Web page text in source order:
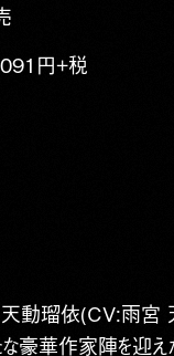
円+税
天動瑠依(CV:雨
豪華作家陣を迎